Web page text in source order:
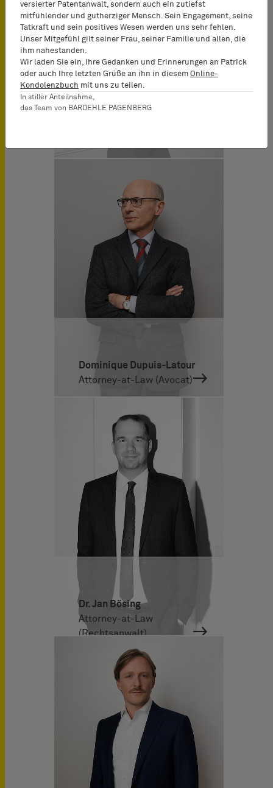
Dominique Dupuis-Latour
Attorney-at-Law (Avocat)
Dr. Jan Bösing
Attorney-at-Law
(Rechtsanwalt)
versierter Patentanwalt, sondern auch ein zutiefst
mitfühlender und gutherziger Mensch. Sein Engagement, seine
Tatkraft und sein positives Wesen werden uns sehr fehlen.
Unser Mitgefühl gilt seiner Frau, seiner Familie und allen, die
ihm nahestanden.
Wir laden Sie ein, Ihre Gedanken und Erinnerungen an Patrick
oder auch Ihre letzten Grüße an ihn in diesem Online-
Kondolenzbuch mit uns zu teilen.
In stiller Anteilnahme,
das Team von BARDEHLE PAGENBERG